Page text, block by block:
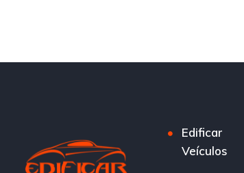
Edificar
Veículos